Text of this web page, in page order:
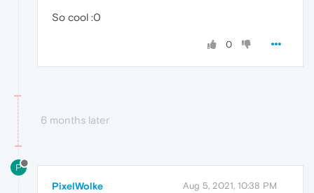
So cool :0
0
6 months later
P
PixelWolke Aug 5, 2021, 10:38 PM